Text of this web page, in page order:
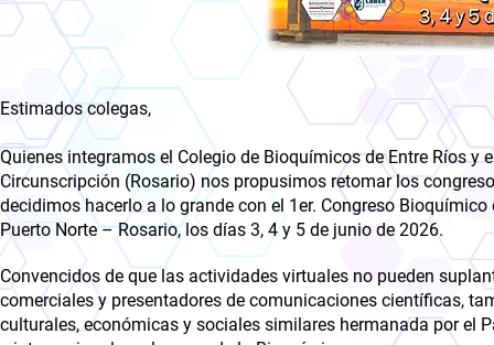
Estimados colegas,
Quienes integramos el Colegio de Bioquímicos de Entre Ríos
Circunscripción (Rosario) nos propusimos retomar los
decidimos hacerlo a lo grande con el 1er. Congreso
Puerto Norte – Rosario, los días 3, 4 y 5 de junio de 2026.
Convencidos de que las actividades virtuales no pueden
comerciales y presentadores de comunicaciones científicas,
culturales, económicas y sociales similares hermanada por el